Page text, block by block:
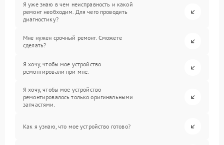
Я уже знаю в чем неисправность и какой
ремонт необходим. Для чего проводить
диагностику?
Мне нужен срочный ремонт. Сможете
сделать?
Я хочу, чтобы мое устройство
ремонтировали при мне.
Я хочу, чтобы мое устройство
ремонтировалось только оригинальными
запчастями.
Как я узнаю, что мое устройство готово?